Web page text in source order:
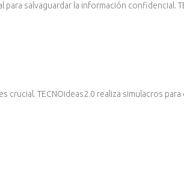
salvaguardar la información confidencial.
TECNOideas2.0 realiza simulacros